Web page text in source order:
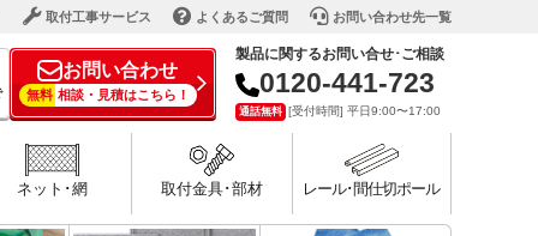
取付工事サービス よくあるご質問 お問い合わせ先一覧
お問い合わせ
無料 相談・見積はこちら！
製品に関するお問い合せ･ご相談
0120-441-723
通話無料 [受付時間] 平日9:00〜17:00
ネット･網 取付金具･部材 レール･間仕切ポール